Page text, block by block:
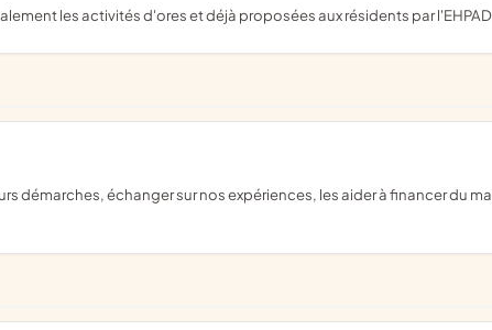
les activités d'ores et déjà proposées aux résidents par l'EHPAD